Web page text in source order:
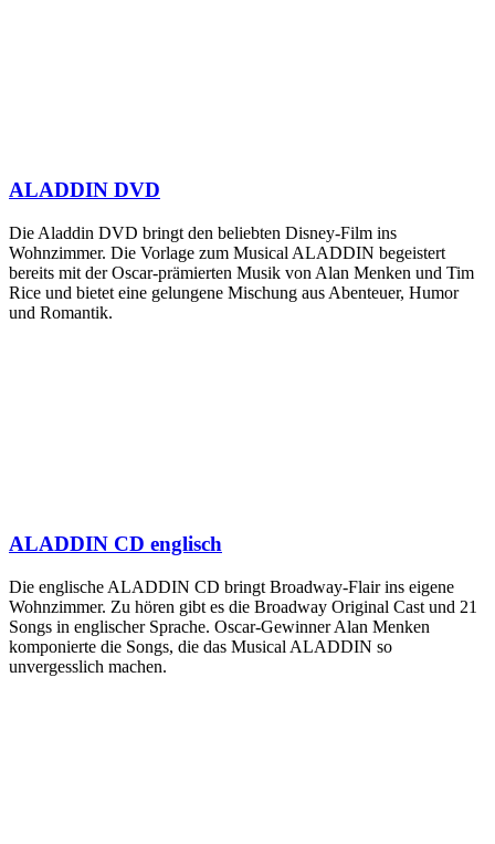
ALADDIN DVD
Die Aladdin DVD bringt den beliebten Disney-Film ins
Wohnzimmer. Die Vorlage zum Musical ALADDIN begeistert
bereits mit der Oscar-prämierten Musik von Alan Menken und Tim
Rice und bietet eine gelungene Mischung aus Abenteuer, Humor
und Romantik.
ALADDIN CD englisch
Die englische ALADDIN CD bringt Broadway-Flair ins eigene
Wohnzimmer. Zu hören gibt es die Broadway Original Cast und 21
Songs in englischer Sprache. Oscar-Gewinner Alan Menken
komponierte die Songs, die das Musical ALADDIN so
unvergesslich machen.